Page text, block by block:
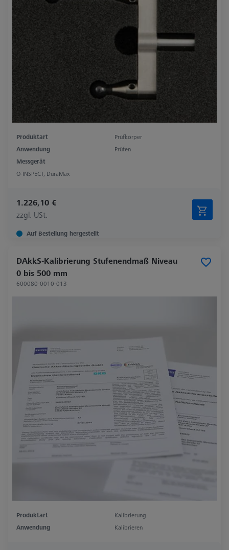
Produktart
Prüfkörper
Anwendung
Prüfen
Messgerät
O-INSPECT, DuraMax
1.226,10 €
zzgl. USt.
Auf Bestellung hergestellt
DAkkS-Kalibrierung Stufenendmaß Niveau
0 bis 500 mm
600080-0010-013
Produktart
Kalibrierung
Anwendung
Kalibrieren